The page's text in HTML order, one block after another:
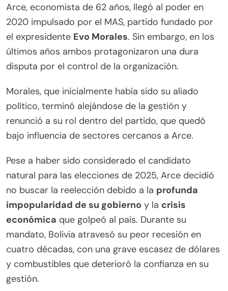
Arce, economista de 62 años, llegó al poder en
2020 impulsado por el MAS, partido fundado por
el expresidente Evo Morales. Sin embargo, en los
últimos años ambos protagonizaron una dura
disputa por el control de la organización.
Morales, que inicialmente había sido su aliado
político, terminó alejándose de la gestión y
renunció a su rol dentro del partido, que quedó
bajo influencia de sectores cercanos a Arce.
Pese a haber sido considerado el candidato
natural para las elecciones de 2025, Arce decidió
no buscar la reelección debido a la profunda
impopularidad de su gobierno y la crisis
económica que golpeó al país. Durante su
mandato, Bolivia atravesó su peor recesión en
cuatro décadas, con una grave escasez de dólares
y combustibles que deterioró la confianza en su
gestión.